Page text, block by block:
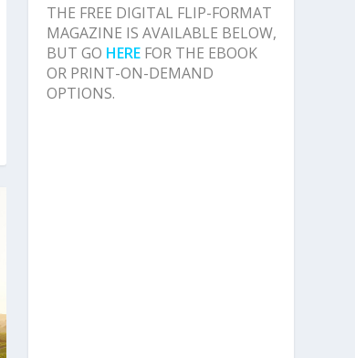
THE FREE DIGITAL FLIP-FORMAT
MAGAZINE IS AVAILABLE BELOW,
BUT GO HERE FOR THE EBOOK
OR PRINT-ON-DEMAND
OPTIONS.